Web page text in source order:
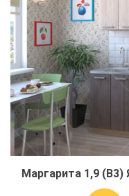
Маргарита 1,9